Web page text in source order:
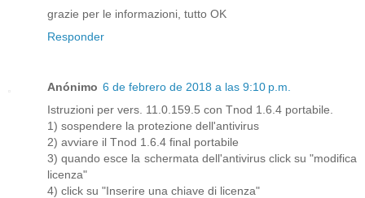
grazie per le informazioni, tutto OK
Responder
Anónimo 6 de febrero de 2018 a las 9:10 p.m.
Istruzioni per vers. 11.0.159.5 con Tnod 1.6.4 portabile.
1) sospendere la protezione dell'antivirus
2) avviare il Tnod 1.6.4 final portabile
3) quando esce la schermata dell'antivirus click su "modifica
licenza"
4) click su "Inserire una chiave di licenza"